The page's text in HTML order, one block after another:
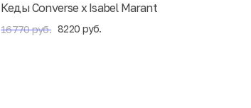
Кеды Converse x Isabel Marant
16770 руб. 8220 руб.